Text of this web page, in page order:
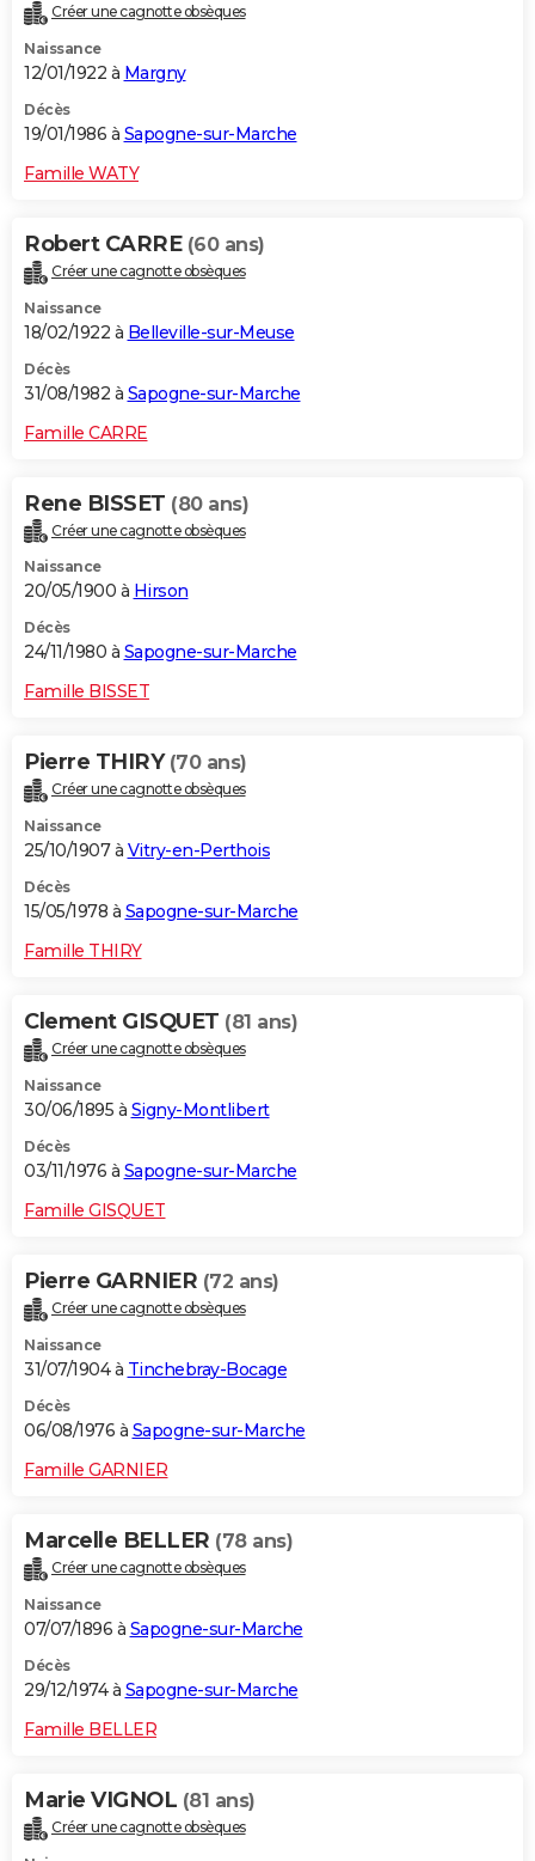
Créer une cagnotte obsèques
Naissance
12/01/1922 à Margny
Décès
19/01/1986 à Sapogne-sur-Marche
Famille WATY
Robert CARRE (60 ans)
Créer une cagnotte obsèques
Naissance
18/02/1922 à Belleville-sur-Meuse
Décès
31/08/1982 à Sapogne-sur-Marche
Famille CARRE
Rene BISSET (80 ans)
Créer une cagnotte obsèques
Naissance
20/05/1900 à Hirson
Décès
24/11/1980 à Sapogne-sur-Marche
Famille BISSET
Pierre THIRY (70 ans)
Créer une cagnotte obsèques
Naissance
25/10/1907 à Vitry-en-Perthois
Décès
15/05/1978 à Sapogne-sur-Marche
Famille THIRY
Clement GISQUET (81 ans)
Créer une cagnotte obsèques
Naissance
30/06/1895 à Signy-Montlibert
Décès
03/11/1976 à Sapogne-sur-Marche
Famille GISQUET
Pierre GARNIER (72 ans)
Créer une cagnotte obsèques
Naissance
31/07/1904 à Tinchebray-Bocage
Décès
06/08/1976 à Sapogne-sur-Marche
Famille GARNIER
Marcelle BELLER (78 ans)
Créer une cagnotte obsèques
Naissance
07/07/1896 à Sapogne-sur-Marche
Décès
29/12/1974 à Sapogne-sur-Marche
Famille BELLER
Marie VIGNOL (81 ans)
Créer une cagnotte obsèques